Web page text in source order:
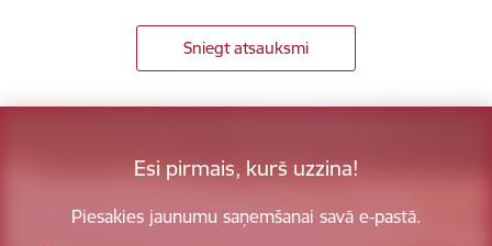
Sniegt atsauksmi
Esi pirmais, kurš uzzina!
Piesakies jaunumu saņemšanai savā e-pastā.